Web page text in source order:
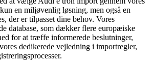
en miljøvenlig løsning, men også en
der er tilpasset dine behov. Vores
database, som dækker flere europæiske
for at træffe informerede beslutninger,
dedikerede vejledning i importregler,